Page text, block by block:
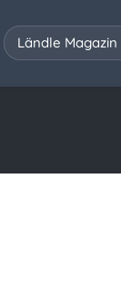
Ländle Magazin